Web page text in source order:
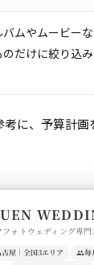
バムやムービー
だけに絞り込み
に、予算計画
フォトウェディング専門
屋｜全国3エリア
毎